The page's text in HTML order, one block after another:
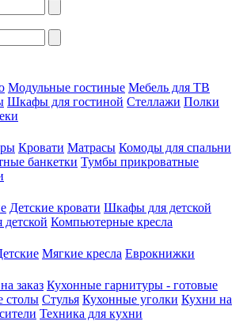
Модульные гостиные Мебель для ТВ
Шкафы для гостиной Стеллажи Полки
Кровати Матрасы Комоды для спальни
банкетки Тумбы прикроватные
Детские кровати Шкафы для детской
Компьютерные кресла
Мягкие кресла Еврокнижки
заказ Кухонные гарнитуры - готовые
столы Стулья Кухонные уголки Кухни на
Техника для кухни